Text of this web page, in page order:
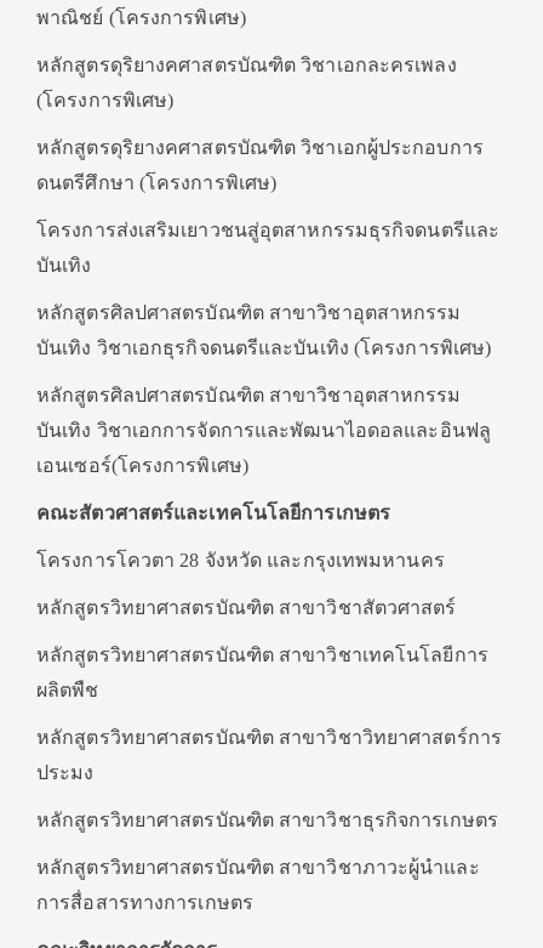
พาณิชย์ (โครงการพิเศษ)
หลักสูตรดุริยางคศาสตรบัณฑิต วิชาเอกละครเพลง
(โครงการพิเศษ)
หลักสูตรดุริยางคศาสตรบัณฑิต วิชาเอกผู้ประกอบการ
ดนตรีศึกษา (โครงการพิเศษ)
โครงการส่งเสริมเยาวชนสู่อุตสาหกรรมธุรกิจดนตรีและ
บันเทิง
หลักสูตรศิลปศาสตรบัณฑิต สาขาวิชาอุตสาหกรรม
บันเทิง วิชาเอกธุรกิจดนตรีและบันเทิง (โครงการพิเศษ)
หลักสูตรศิลปศาสตรบัณฑิต สาขาวิชาอุตสาหกรรม
บันเทิง วิชาเอกการจัดการและพัฒนาไอดอลและอินฟลู
เอนเซอร์(โครงการพิเศษ)
คณะสัตวศาสตร์และเทคโนโลยีการเกษตร
โครงการโควตา 28 จังหวัด และกรุงเทพมหานคร
หลักสูตรวิทยาศาสตรบัณฑิต สาขาวิชาสัตวศาสตร์
หลักสูตรวิทยาศาสตรบัณฑิต สาขาวิชาเทคโนโลยีการ
ผลิตพืช
หลักสูตรวิทยาศาสตรบัณฑิต สาขาวิชาวิทยาศาสตร์การ
ประมง
หลักสูตรวิทยาศาสตรบัณฑิต สาขาวิชาธุรกิจการเกษตร
หลักสูตรวิทยาศาสตรบัณฑิต สาขาวิชาภาวะผู้นำและ
การสื่อสารทางการเกษตร